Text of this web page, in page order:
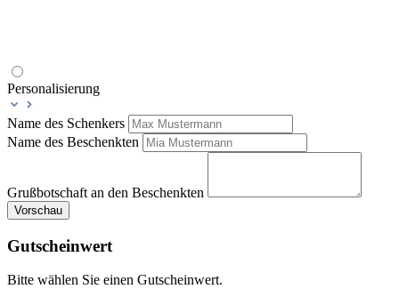
Personalisierung
Name des Schenkers
Name des Beschenkten
Grußbotschaft an den Beschenkten
Vorschau
Gutscheinwert
Bitte wählen Sie einen Gutscheinwert.